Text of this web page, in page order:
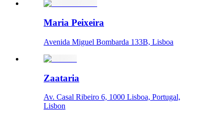
Maria Peixeira
Avenida Miguel Bombarda 133B, Lisboa
Zaataria
Av. Casal Ribeiro 6, 1000 Lisboa, Portugal,
Lisbon